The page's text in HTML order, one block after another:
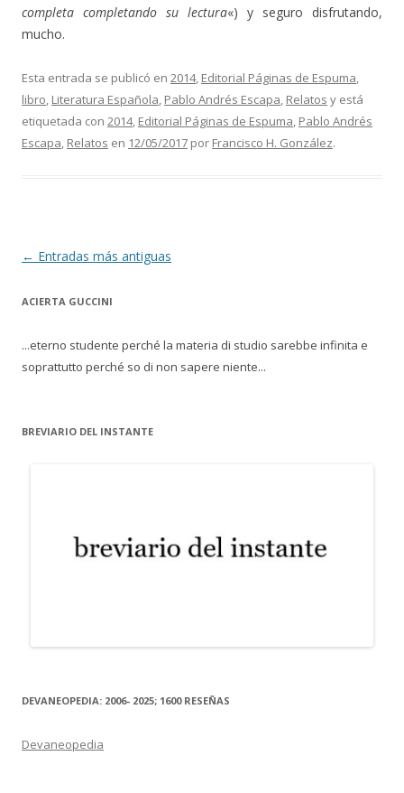
completa completando su lectura«) y seguro disfrutando,
mucho.
Esta entrada se publicó en 2014, Editorial Páginas de Espuma,
libro, Literatura Española, Pablo Andrés Escapa, Relatos y está
etiquetada con 2014, Editorial Páginas de Espuma, Pablo Andrés
Escapa, Relatos en 12/05/2017 por Francisco H. González.
Navegación de entradas
← Entradas más antiguas
ACIERTA GUCCINI
...eterno studente perché la materia di studio sarebbe infinita e
soprattutto perché so di non sapere niente...
BREVIARIO DEL INSTANTE
DEVANEOPEDIA: 2006- 2025; 1600 RESEÑAS
Devaneopedia